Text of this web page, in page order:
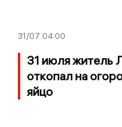
31/07 04:00
31 июля житель
откопал на
яйцо